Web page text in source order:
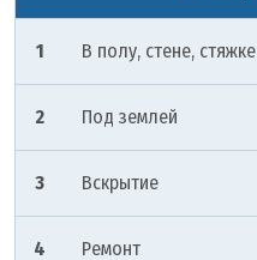
1 В полу, стене, стяжке
2 Под землей
3 Вскрытие
4 Ремонт